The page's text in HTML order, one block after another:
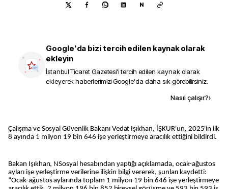
N
Google'da bizi tercih edilen kaynak olarak
ekleyin
İstanbul Ticaret Gazetesi'i tercih edilen kaynak olarak
ekleyerek haberlerimizi Google'da daha sık görebilirsiniz.
Nasıl çalışır?›
Çalışma ve Sosyal Güvenlik Bakanı Vedat Işıkhan, İŞKUR'un, 2025'in ilk
8 ayında 1 milyon 19 bin 646 işe yerleştirmeye aracılık ettiğini bildirdi.
Bakan Işıkhan, NSosyal hesabından yaptığı açıklamada, ocak-ağustos
ayları işe yerleştirme verilerine ilişkin bilgi vererek, şunları kaydetti:
“Ocak-ağustos aylarında toplam 1 milyon 19 bin 646 işe yerleştirmeye